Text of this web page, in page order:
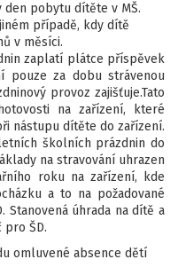
den pobytu dítěte v MŠ.
případě, kdy dítě
v měsíci.
zaplatí plátce příspěvek
pouze za dobu strávenou
provoz zajišťuje.Tato
na zařízení, které
nástupu dítěte do zařízení.
školních prázdnin do
na stravování uhrazen
roku na zařízení, kde
a to na požadované
Stanovená úhrada na dítě a
pro ŠD.
omluvené absence dětí